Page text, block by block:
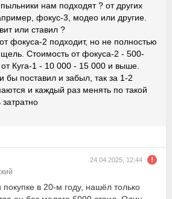
нам подходят ? от других
фокус-3, модео или другие.
или ставил ?
фокуса-2 подходит, но не полностью
Стоимость от фокуса-2 - 500-
Куга-1 - 10 000 - 15 000 и выше.
бы поставил и забыл, так за 1-2
и каждый раз менять по такой
24.04.2025, 12:44
в 20-м году, нашёл только